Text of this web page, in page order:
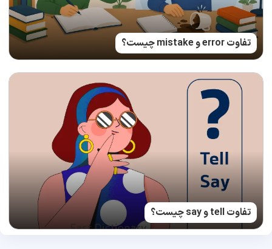
تفاوت error و mistake چیست؟
تفاوت tell و say چیست؟